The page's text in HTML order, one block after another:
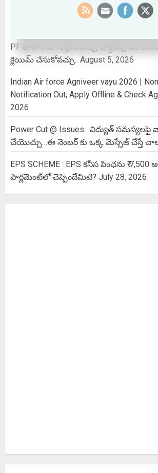
PF ఖాతాలను గుర్తించవచ్చు..బ్యాలెన్స్ చెక్
క్లెయిమ్ చేసుకోవచ్చు.. August 5, 2026
Indian Air force Agniveer vayu 2026 |
Notification Out, Apply Offline & Check
2026
Power Cut @ Issues : విద్యుత్
చేయొచ్చు…ఈ నెంబర్ కు ఒక్క మెస్సేజ్ చేస్తే
EPS SCHEME : EPS కనీస పింఛను ₹ 7,500
పార్లమెంట్‌లో చెప్పిందేమిటి? July 28, 2026